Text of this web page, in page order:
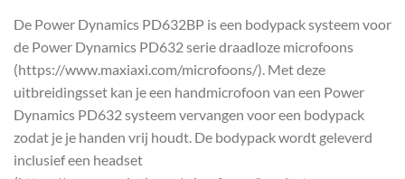
De Power Dynamics PD632BP is een bodypack systeem voor
de Power Dynamics PD632 serie draadloze microfoons
(https://www.maxiaxi.com/microfoons/). Met deze
uitbreidingsset kan je een handmicrofoon van een Power
Dynamics PD632 systeem vervangen voor een bodypack
zodat je je handen vrij houdt. De bodypack wordt geleverd
inclusief een headset